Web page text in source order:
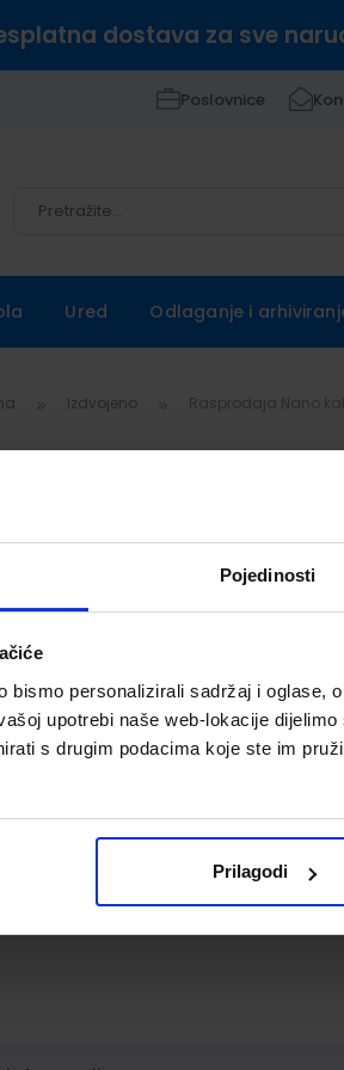
Pojedinosti
bismo personalizirali sadržaj i oglase,
upotrebi naše web-lokacije
s drugim podacima koje ste im
Prilagodi
dostava za sve
Poslovnice
Ured Odlaganje i
Izdvojeno Rasprodaja Nano
Nano kalendari